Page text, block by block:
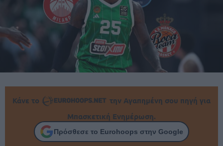
Κάνε το
την Αγαπημένη σου πηγή για
Μπασκετική Ενημέρωση.
Πρόσθεσε το Eurohoops στην Google